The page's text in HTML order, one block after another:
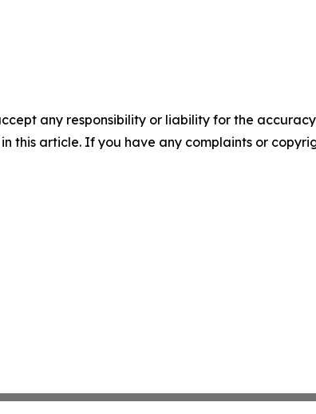
any responsibility or liability for the
this article. If you have any complaints or